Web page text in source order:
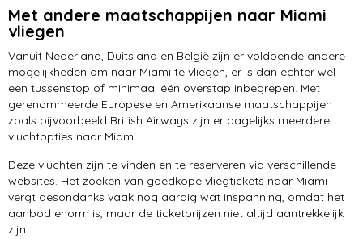
Met andere maatschappijen naar Miami
vliegen
Vanuit Nederland, Duitsland en België zijn er voldoende andere
mogelijkheden om naar Miami te vliegen, er is dan echter wel
een tussenstop of minimaal één overstap inbegrepen. Met
gerenommeerde Europese en Amerikaanse maatschappijen
zoals bijvoorbeeld British Airways zijn er dagelijks meerdere
vluchtopties naar Miami.
Deze vluchten zijn te vinden en te reserveren via verschillende
websites. Het zoeken van goedkope vliegtickets naar Miami
vergt desondanks vaak nog aardig wat inspanning, omdat het
aanbod enorm is, maar de ticketprijzen niet altijd aantrekkelijk
zijn.